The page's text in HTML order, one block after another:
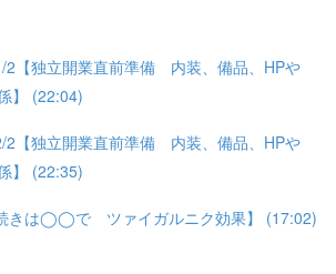
2【独立開業直前準備 内装、備品、HPや
】 (22:04)
2【独立開業直前準備 内装、備品、HPや
】 (22:35)
きは◯◯で ツァイガルニク効果】 (17:02)